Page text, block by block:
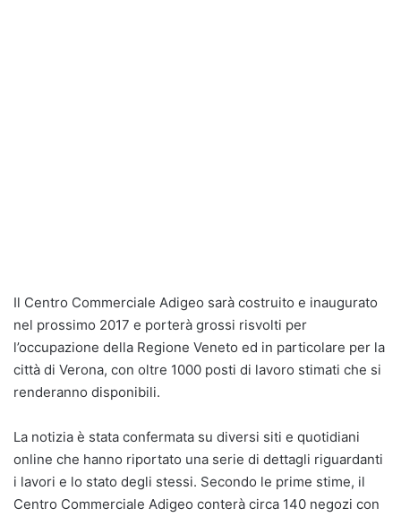
Il Centro Commerciale Adigeo sarà costruito e inaugurato
nel prossimo 2017 e porterà grossi risvolti per
l’occupazione della Regione Veneto ed in particolare per la
città di Verona, con oltre 1000 posti di lavoro stimati che si
renderanno disponibili.
La notizia è stata confermata su diversi siti e quotidiani
online che hanno riportato una serie di dettagli riguardanti
i lavori e lo stato degli stessi. Secondo le prime stime, il
Centro Commerciale Adigeo conterà circa 140 negozi con